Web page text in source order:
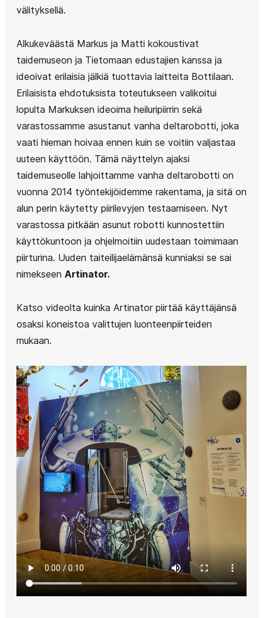
välityksellä.
Alkukeväästä Markus ja Matti kokoustivat
taidemuseon ja Tietomaan edustajien kanssa ja
ideoivat erilaisia jälkiä tuottavia laitteita Bottilaan.
Erilaisista ehdotuksista toteutukseen valikoitui
lopulta Markuksen ideoima heiluripiirrin sekä
varastossamme asustanut vanha deltarobotti, joka
vaati hieman hoivaa ennen kuin se voitiin valjastaa
uuteen käyttöön. Tämä näyttelyn ajaksi
taidemuseolle lahjoittamme vanha deltarobotti on
vuonna 2014 työntekijöidemme rakentama, ja sitä on
alun perin käytetty piirilevyjen testaamiseen. Nyt
varastossa pitkään asunut robotti kunnostettiin
käyttökuntoon ja ohjelmoitiin uudestaan toimimaan
piirturina. Uuden taiteilijaelämänsä kunniaksi se sai
nimekseen Artinator.
Katso videolta kuinka Artinator piirtää käyttäjänsä
osaksi koneistoa valittujen luonteenpiirteiden
mukaan.